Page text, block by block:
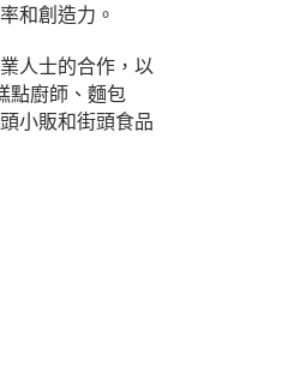
和創造力。
人士的合作，以
點廚師、麵包
小販和街頭食品